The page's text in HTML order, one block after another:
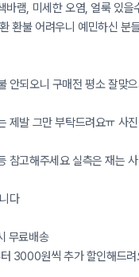
램, 미세한 오염, 얼룩 있을
환불 어려우니 예민하신 분
안되오니 구매전 평소 잘맞
제발 그만 부탁드려요ㅠ 사
참고해주세요 실측은 재는
다
무료배송
3000원씩 추가 할인해드